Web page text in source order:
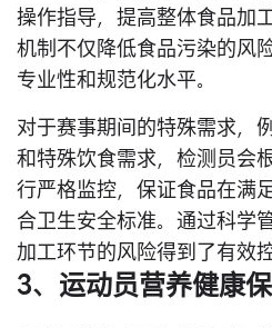
操作指导，提高整体食品加
机制不仅降低食品污染的风
专业性和规范化水平。
对于赛事期间的特殊需求，
和特殊饮食需求，检测员会
行严格监控，保证食品在满
合卫生安全标准。通过科学
加工环节的风险得到了有效控
3、运动员营养健康